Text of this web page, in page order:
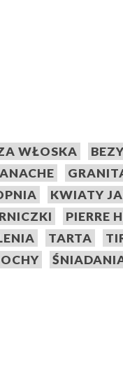
WŁOSKA
KWIATY
PIERRE
TARTA